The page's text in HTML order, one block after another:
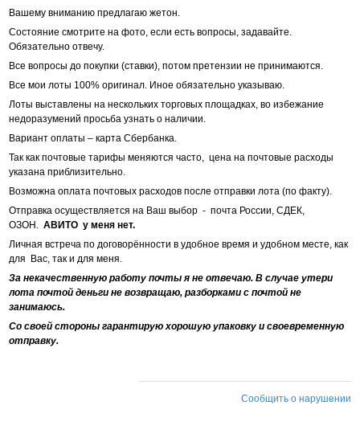
Вашему вниманию предлагаю жетон.
Состояние смотрите на фото, если есть вопросы, задавайте.
Обязательно отвечу.
Все вопросы до покупки (ставки), потом претензии не принимаются.
Все мои лоты 100% оригинал. Иное обязательно указываю.
Лоты выставлены на нескольких торговых площадках, во избежание
недоразумений просьба узнать о наличии.
Вариант оплаты – карта Сбербанка.
Так как почтовые тарифы меняются часто, цена на почтовые расходы
указана приблизительно.
Возможна оплата почтовых расходов после отправки лота (по факту).
Отправка осуществляется на Ваш выбор - почта России, СДЕК,
ОЗОН.АВИТО у меня нет.
Личная встреча по договорённости в удобное время и удобном месте, как
для Вас, так и для меня.
За некачественную работу почты я не отвечаю. В случае утери
лота почтой деньги не возвращаю, разборками с почтой не
занимаюсь.
Со своей стороны гарантирую хорошую упаковку и своевременную
отправку.
Сообщить о нарушении